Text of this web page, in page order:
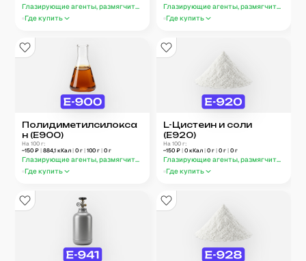
Глазирующие агенты, размягчители, улучшители выпечки (E900–E999)
Где купить
(E905e)
Глазирующие агенты, размягчители,
Где купить
Полидиметилсилокса
н (E900)
На 100 г:
~150 ₽| 884,1 кКал| 0 г| 100 г| 0 г
Глазирующие агенты, размягчители, улучшители выпечки (E900–E999)
Где купить
L-Цистеин и соли
(E920)
На 100 г:
~150 ₽ | 0 кКал | 0 г | 0 г | 0 г
Глазирующие агенты, размягчители,
Где купить